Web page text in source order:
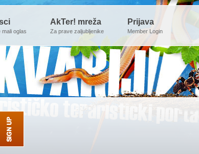
mali oglas
AkTer! mreža
Za prave zaljubljenike
Prijava
Member Login